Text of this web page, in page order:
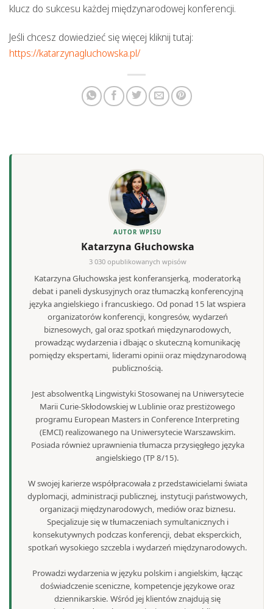
klucz do sukcesu każdej międzynarodowej konferencji.
Jeśli chcesz dowiedzieć się więcej kliknij tutaj:
https://katarzynagluchowska.pl/
AUTOR WPISU
Katarzyna Głuchowska
3 030 opublikowanych wpisów
Katarzyna Głuchowska jest konferansjerką, moderatorką
debat i paneli dyskusyjnych oraz tłumaczką konferencyjną
języka angielskiego i francuskiego. Od ponad 15 lat wspiera
organizatorów konferencji, kongresów, wydarzeń
biznesowych, gal oraz spotkań międzynarodowych,
prowadząc wydarzenia i dbając o skuteczną komunikację
pomiędzy ekspertami, liderami opinii oraz międzynarodową
publicznością.
Jest absolwentką Lingwistyki Stosowanej na Uniwersytecie
Marii Curie-Skłodowskiej w Lublinie oraz prestiżowego
programu European Masters in Conference Interpreting
(EMCI) realizowanego na Uniwersytecie Warszawskim.
Posiada również uprawnienia tłumacza przysięgłego języka
angielskiego (TP 8/15).
W swojej karierze współpracowała z przedstawicielami świata
dyplomacji, administracji publicznej, instytucji państwowych,
organizacji międzynarodowych, mediów oraz biznesu.
Specjalizuje się w tłumaczeniach symultanicznych i
konsekutywnych podczas konferencji, debat eksperckich,
spotkań wysokiego szczebla i wydarzeń międzynarodowych.
Prowadzi wydarzenia w języku polskim i angielskim, łącząc
doświadczenie sceniczne, kompetencje językowe oraz
dziennikarskie. Wśród jej klientów znajdują się